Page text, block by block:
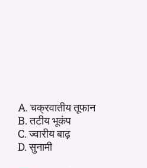
A. चक्रवातीय तूफान
B. तटीय भूकंप
C. ज्वारीय बाढ़
D. सुनामी